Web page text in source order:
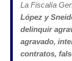
La Fiscalía
López y
delinquir
agravado,
contratos,